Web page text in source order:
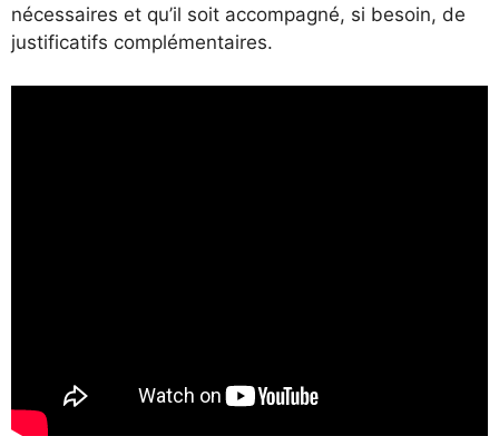
nécessaires et qu’il soit accompagné, si besoin, de
justificatifs complémentaires.